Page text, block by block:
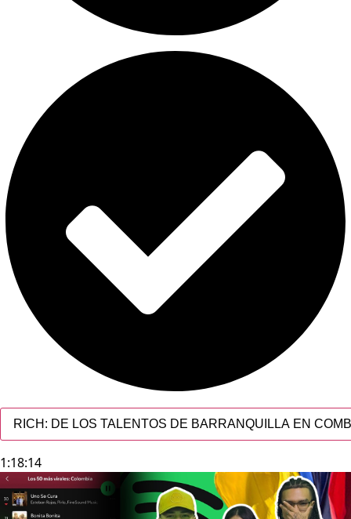
RICH: DE LOS TALENTOS DE BARRANQUILLA EN
1:18:14